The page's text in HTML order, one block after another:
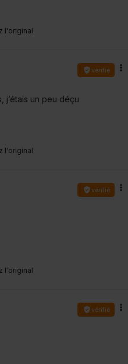
l'original
l'original
vérifié
j’étais un peu déçu
l'original
vérifié
vérifié